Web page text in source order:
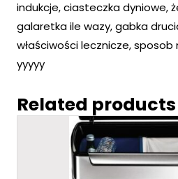
indukcje, ciasteczka dyniowe,
galaretka ile wazy, gabka
właściwości lecznicze, sposob
yyyyy
Related products